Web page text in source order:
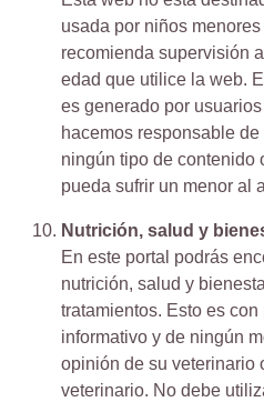
usada por niños
recomienda supervisión
edad que utilice la web.
es generado por
hacemos responsable
ningún tipo de contenido
pueda sufrir un menor al
Nutrición, salud y
En este portal podrás
nutrición, salud y
tratamientos. Esto es
informativo y de ningún
opinión de su veterinario
veterinario. No debe